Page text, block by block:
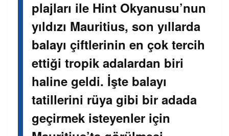
plajları ile Hint Okyanusu’nun
yıldızı Mauritius, son yıllarda
balayı çiftlerinin en çok tercih
ettiği tropik adalardan biri
haline geldi. İşte balayı
tatillerini rüya gibi bir adada
geçirmek isteyenler için